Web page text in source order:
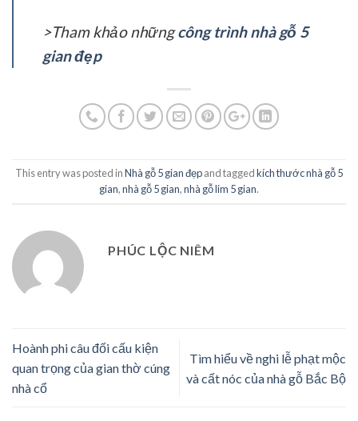
>Tham khảo nhữngcông trình nhà gỗ 5
gian đẹp
This entry was posted inNhà gỗ 5 gian đẹpand taggedkích thước nhà gỗ 5
gian,nhà gỗ 5 gian,nhà gỗ lim 5 gian.
PHÚC LỘC NIÊM
Hoành phi câu đối cấu kiện
quan trọng của gian thờ cúng
nhà cổ
Tìm hiểu về nghi lễ phạt mộc
và cất nóc của nhà gỗ Bắc Bộ